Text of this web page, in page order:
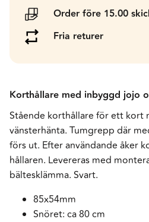
Order före 15.00
Fria returer
Korthållare med inbyggd jojo
Stående korthållare för ett
vänsterhänta. Tumgrepp där
förs ut. Efter användande åker
hållaren. Levereras med
bältesklämma. Svart.
85x54mm
Snöret: ca 80 cm